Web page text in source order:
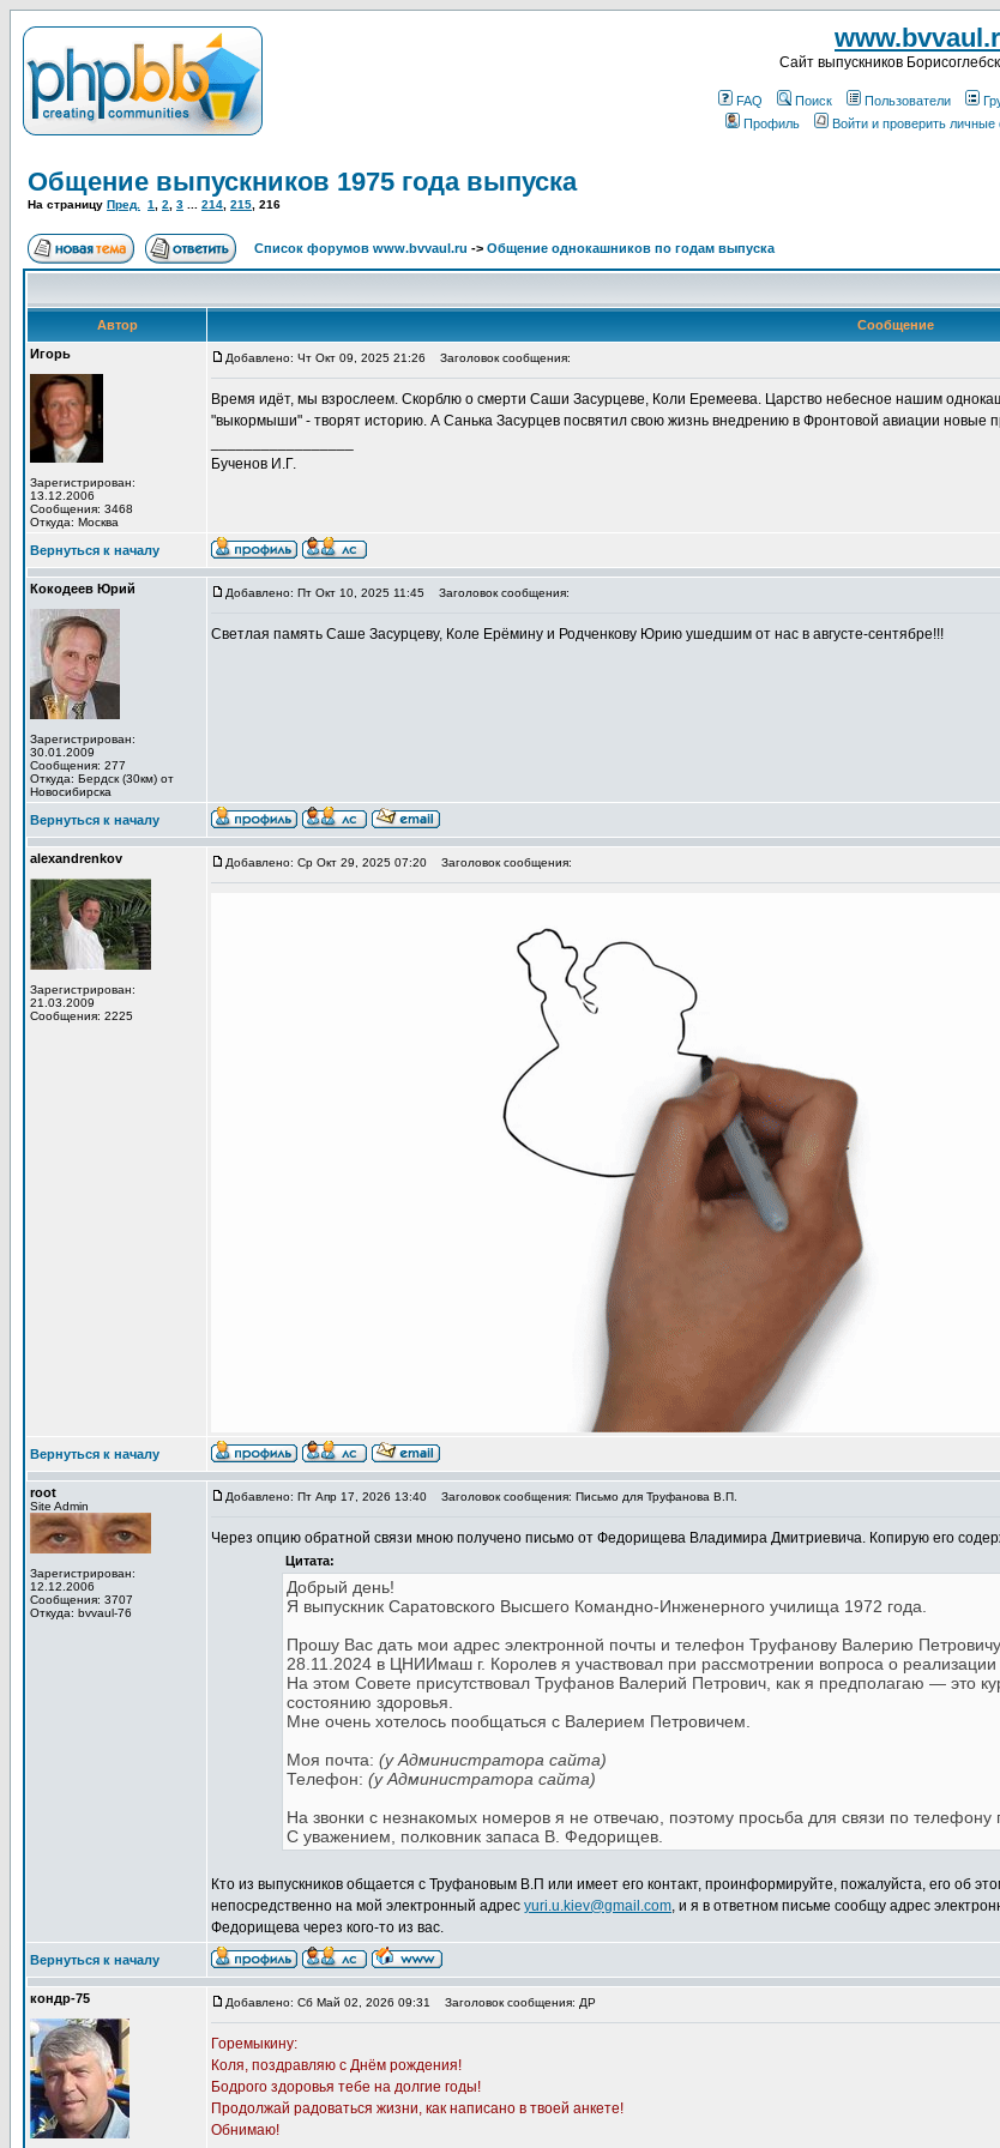
Cайт выпускников
FAQ Поиск Пользователи
Профиль
Войти и проверить
Общение выпускников 1975 года выпуска
На страницу Пред. 1 2 3 214 215 216
Список форумов www.bvvaul.ru -> Общение однокашников по годам выпуска
Автор
Сообщение
Игорь
Зарегистрирован:
13.12.2006
Сообщения: 3468
Откуда: Москва
Добавлено: Чт Окт 09, 2025 21:26 Заголовок сообщения:
Время идёт, мы взрослеем. Скорблю о смерти Саши Засурцеве, Коли Еремеева. Царство небесное нашим
"выкормыши" - творят историю. А Санька Засурцев посвятил свою жизнь внедрению в Фронтовой авиации
Бученов И.Г.
Вернуться к началу
Кокодеев Юрий
Зарегистрирован:
30.01.2009
Сообщения: 277
Откуда: Бердск (30км) от
Новосибирска
Добавлено: Пт Окт 10, 2025 11:45 Заголовок сообщения:
Светлая память Саше Засурцеву, Коле Ерёмину и Родченкову Юрию ушедшим от нас в августе-сентябре!!!
Вернуться к началу
alexandrenkov
Зарегистрирован:
21.03.2009
Сообщения: 2225
Добавлено: Ср Окт 29, 2025 07:20 Заголовок сообщения:
Вернуться к началу
root
Site Admin
Зарегистрирован:
12.12.2006
Сообщения: 3707
Откуда: bvvaul-76
Добавлено: Пт Апр 17, 2026 13:40 Заголовок сообщения: Письмо для Труфанова В.П.
Через опцию обратной связи мною получено письмо от Федорищева Владимира Дмитриевича. Копирую его
Цитата:
Добрый день!
Я выпускник Саратовского Высшего Командно-Инженерного училища 1972 года.
Прошу Вас дать мои адрес электронной почты и телефон Труфанову Валерию Петровичу.
28.11.2024 в ЦНИИмаш г. Королев я участвовал при рассмотрении вопроса о реализации
На этом Совете присутствовал Труфанов Валерий Петрович, как я предполагаю — это
состоянию здоровья.
Мне очень хотелось пообщаться с Валерием Петровичем.
Моя почта: (у Администратора сайта)
Телефон: (у Администратора сайта)
На звонки с незнакомых номеров я не отвечаю, поэтому просьба для связи по телефону
С уважением, полковник запаса В. Федорищев.
Кто из выпускников общается с Труфановым В.П или имеет его контакт, проинформируйте, пожалуйста, его об
непосредственно на мой электронный адрес yuri.u.kiev@gmail.com, и я в ответном письме сообщу адрес
Федорищева через кого-то из вас.
Вернуться к началу
кондр-75 Добавлено: Сб Май 02, 2026 09:31 Заголовок сообщения: ДР
Горемыкину:
Коля, поздравляю с Днём рождения!
Бодрого здоровья тебе на долгие годы!
Продолжай радоваться жизни, как написано в твоей анкете!
Обнимаю!